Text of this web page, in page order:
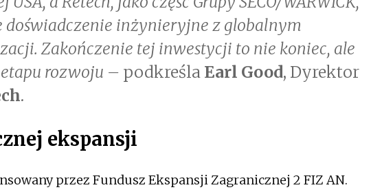
doświadczenie inżynieryjne z globalnym
Zakończenie tej inwestycji to nie koniec, ale
rozwoju – podkreśla Earl Good, Dyrektor
.
ekspansji
przez Fundusz Ekspansji Zagranicznej 2 FIZ AN.